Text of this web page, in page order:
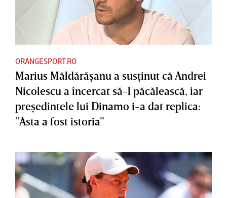
ORANGESPORT.RO
Marius Măldărăşanu a susţinut că Andrei
Nicolescu a încercat să-l păcălească, iar
preşedintele lui Dinamo i-a dat replica:
”Asta a fost istoria”